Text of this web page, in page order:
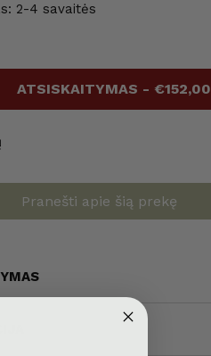
2-4 savaitės
ATSISKAITYMAS - €152,00
Pranešti apie šią prekę